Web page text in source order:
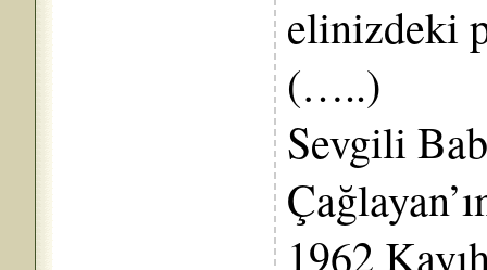
elinizdeki
(…..)
Sevgili
1962